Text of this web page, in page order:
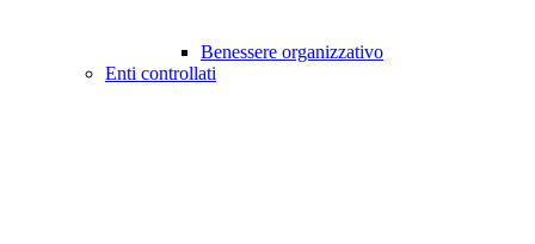
Benessere organizzativo
Enti controllati